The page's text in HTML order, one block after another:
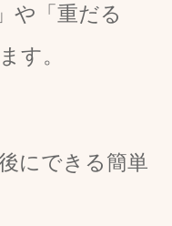
や「重だる
す。
にできる簡単